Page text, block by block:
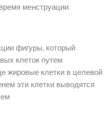
менструации.
фигуры, который
клеток путем
жировые клетки в целевой
эти клетки выводятся